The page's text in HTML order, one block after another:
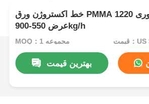
خط اکستروژن ورق PMMA نوری 1220mm 1660mm
عرض 550-900kg/h
MOQ：1 مجموعه
بهترین قیمت